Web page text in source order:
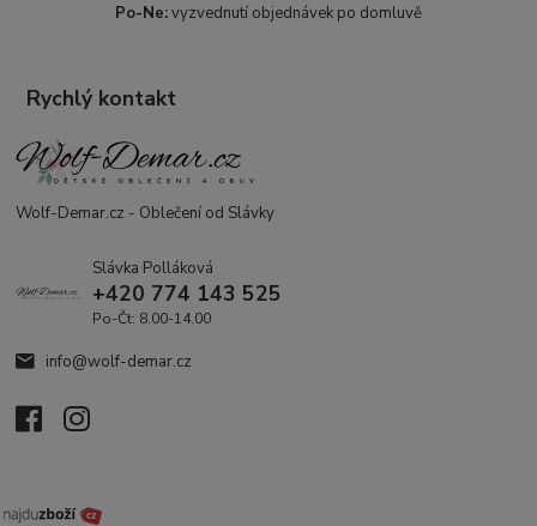
Po-Ne:vyzvednutí objednávek po domluvě
Rychlý kontakt
Wolf-Demar.cz - Oblečení od Slávky
Slávka Polláková
+420 774 143 525
Po-Čt: 8.00-14.00
info@wolf-demar.cz